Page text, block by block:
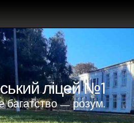
ліцей №1
багатство — розум.